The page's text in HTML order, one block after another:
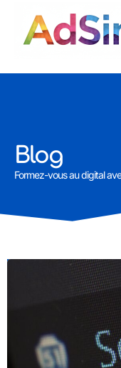
Blog
Formez-vous au digital